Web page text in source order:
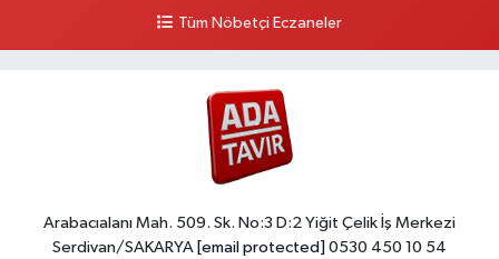
Tüm Nöbetçi Eczaneler
Arabacıalanı Mah. 509. Sk. No:3 D:2 Yiğit Çelik İş Merkezi
Serdivan/SAKARYA [email protected] 0530 450 10 54